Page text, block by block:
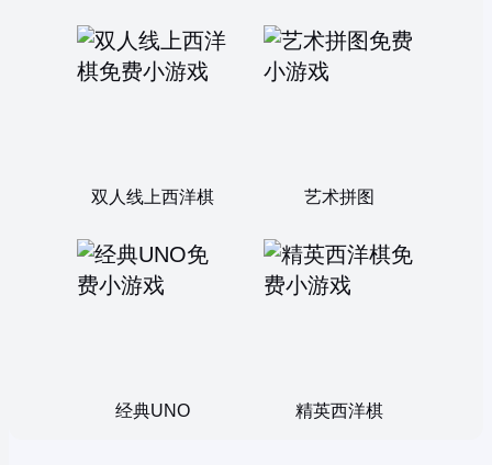
双人线上西洋棋 艺术拼图
经典UNO 精英西洋棋